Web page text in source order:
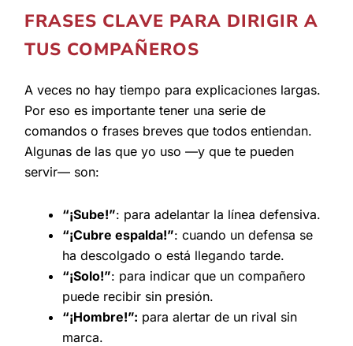
FRASES CLAVE PARA DIRIGIR A
TUS COMPAÑEROS
A veces no hay tiempo para explicaciones largas.
Por eso es importante tener una serie de
comandos o frases breves que todos entiendan.
Algunas de las que yo uso —y que te pueden
servir— son:
“¡Sube!”: para adelantar la línea defensiva.
“¡Cubre espalda!”: cuando un defensa se
ha descolgado o está llegando tarde.
“¡Solo!”: para indicar que un compañero
puede recibir sin presión.
“¡Hombre!”: para alertar de un rival sin
marca.